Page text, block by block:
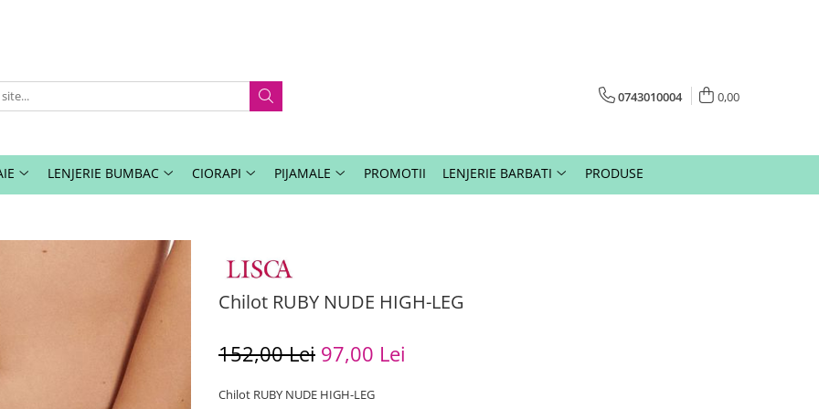
0743010004 0,00
LENJERIE BUMBAC CIORAPI PIJAMALE PROMOTII LENJERIE BARBATI PRODUSE
Chilot RUBY NUDE HIGH-LEG
152,00 Lei 97,00 Lei
Chilot RUBY NUDE HIGH-LEG